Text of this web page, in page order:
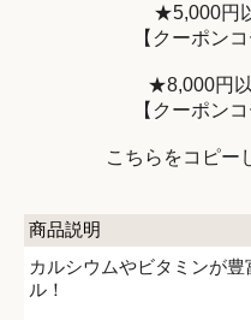
★5,000円
【クーポン
★8,000円
【クーポン
こちらをコピー
商品説明
カルシウムやビタミンが
ル！